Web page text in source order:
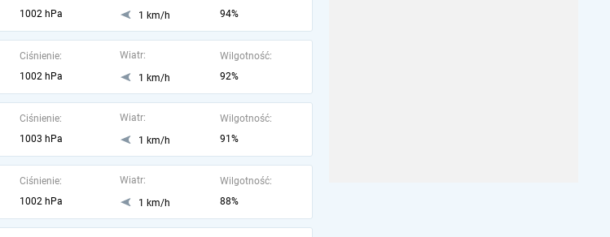
1002 hPa
1 km/h
94%
Ciśnienie:
1002 hPa
Wiatr:
1 km/h
Wilgotność:
92%
Ciśnienie:
1003 hPa
Wiatr:
1 km/h
Wilgotność:
91%
Ciśnienie:
1002 hPa
Wiatr:
1 km/h
Wilgotność:
88%